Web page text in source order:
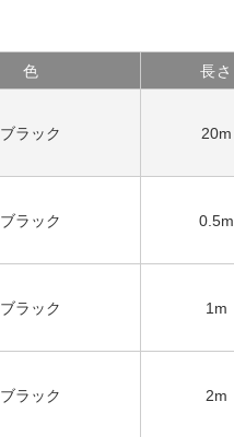
色 長さ
ブラック 20m
ブラック 0.5m
ブラック 1m
ブラック 2m